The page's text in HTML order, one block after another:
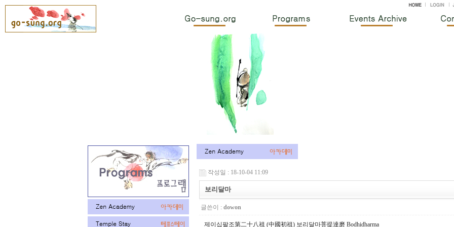
작성일 : 18-10-04 11:09
보리달마
글쓴이 : dowon
제이십팔조第二十八祖 (中國初祖) 보리달마菩提達磨 Bodhidharma